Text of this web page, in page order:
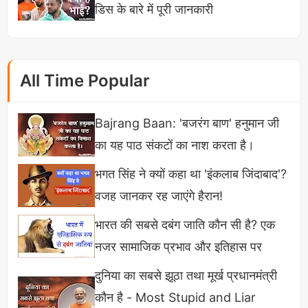
इसके लिए आपको डॉक्टर या अस्पताल की जरूरत नहीं पड़ेगी।
डिस के बारे में पूरी जानकारी
All Time Popular
Bajrang Baan: 'बजरंग बाण' हनुमान जी
का यह पाठ संकटों का नाश करता है।
भगत सिंह ने क्यों कहा था 'इंकलाब जिंदाबाद'?
वजह जानकर रह जाएंगे हैरान!
भारत की सबसे दबंग जाति कौन सी है? एक
नजर सामाजिक प्रभाव और इतिहास पर
दुनिया का सबसे झूठा तथा मूर्ख प्रधानमंत्री
कौन है - Most Stupid and Liar